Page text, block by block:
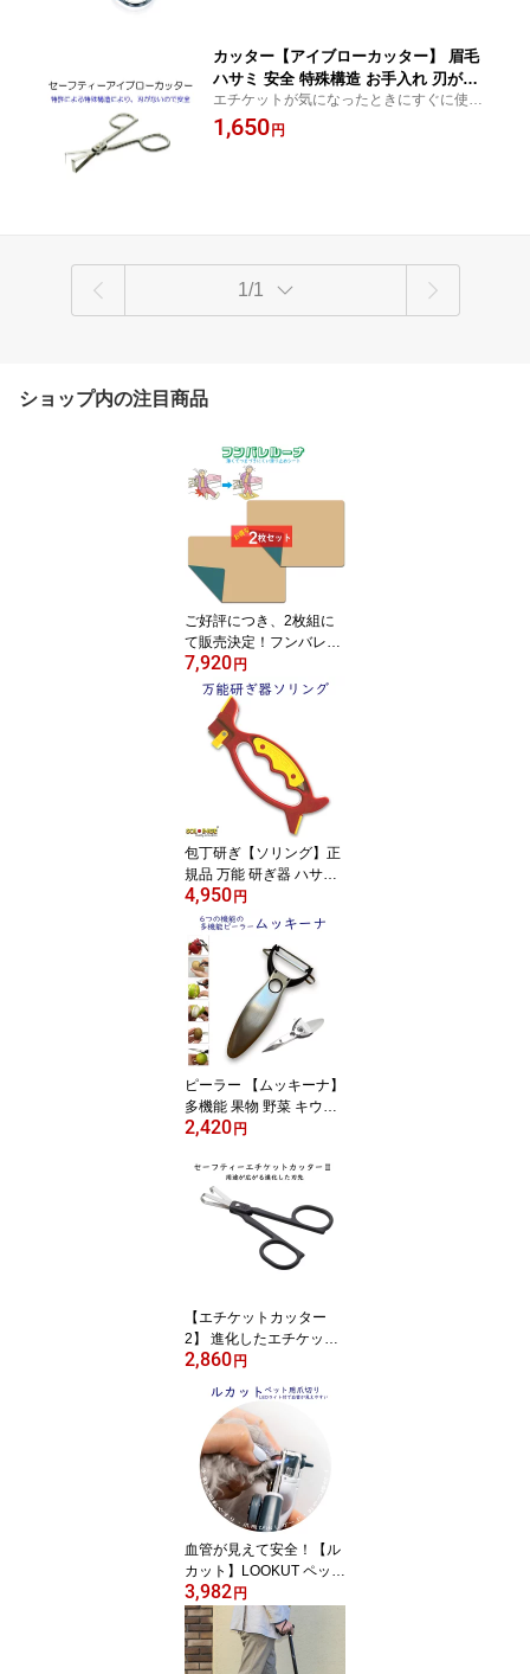
K！
カッター【アイブローカッター】 眉毛
ハサミ 安全 特殊構造 お手入れ 刃がな
い ステンレス エチケット 身だしなみ
眉カット 美容 メイク ケアグッズ 痛く
エチケットが気になったときにすぐに使え
る眉毛カッター。お出かけ時にポーチに忍
ばせて。特許による特殊構造により刃がな
1,650円
1/1
ショップ内の注目商品
ご好評につき、2枚組に
て販売決定！フンバレル
ーナ 介護用滑り止めマッ
ト 50×69cm 多用途シリ
コンマット ベッド立ち上
がり トイレ立ち上がり
介護者も安心 薄くて軽い
防水マット 防水シート
おむつ交換 滑り止め 踏
ん張り 薄手 フローリン
グ・和室 リバーシブル
7,920円
包丁研ぎ【ソリング】正
規品 万能 研ぎ器 ハサミ
パン切 波刃 包丁ピザカ
ッター ピーラー 爪切り
園芸用 剪定 ハサミ おろ
し金 マルチ刃物研ぎ 送
料無料 切れ味復活 簡易
研ぎ器 研ぎ石 お手入れ
シャープナー
4,950円
ピーラー 【ムッキーナ】
多機能 果物 野菜 キウイ
オレンジ パイナップル
取り ゆで卵 デコレーシ
ョン クラウン 王冠 U V
字型 カット ステンレス
まな板いらず キッチング
ッズ インスタ映え 飾り
2,420円
【エチケットカッター
2】 進化したエチケット
カッター！刃先が丸くカ
安全
2,860円
血管が見えて安全！【ル
カット】LOOKUT ペット
爪切り 犬猫用 多機能爪
切り 爪飛び防止ガード付
愛犬 愛猫 トリミング 老
犬 ケア LED付き 便利 管
3,982円